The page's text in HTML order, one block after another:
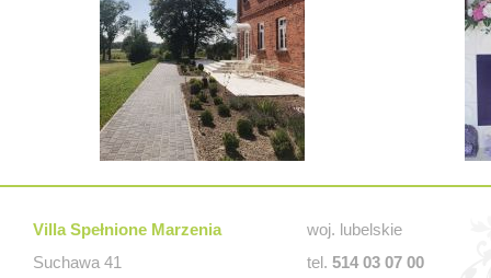
Villa Spełnione Marzenia
woj. lubelskie
Suchawa 41
tel. 514 03 07 00